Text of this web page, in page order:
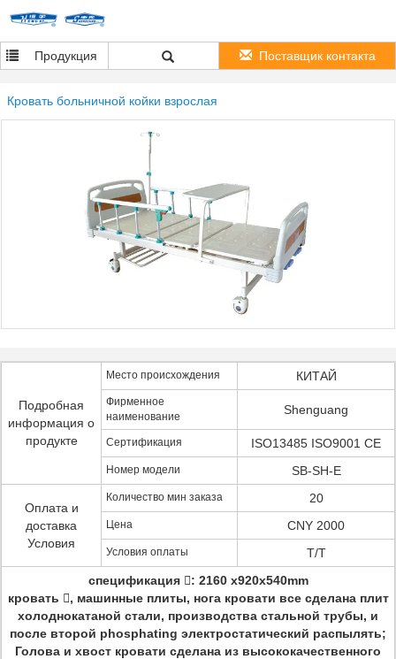
Продукция Поставщик контакта
Кровать больничной койки взрослая
Подробная
информация о
продукте
Место происхождения КИТАЙ
Фирменное
наименование
Shenguang
Сертификация ISO13485 ISO9001 CE
Номер модели SB-SH-E
Оплата и
доставка
Условия
Количество мин заказа 20
Цена CNY 2000
Условия оплаты
T/T
спецификация : 2160 x920x540mm
кровать , машинные плиты, нога кровати все сделана плит
холоднокатаной стали, производства стальной трубы, и
после второй phosphating электростатический распылять;
Голова и хвост кровати сделана из высококачественного